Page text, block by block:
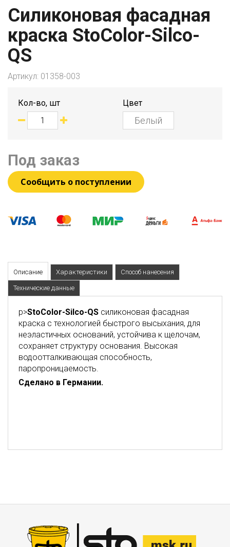
Силиконовая фасадная
краска StoColor-Silco-
QS
Артикул: 01358-003
Кол-во, шт Цвет
Под заказ
Сообщить о поступлении
Описание Характеристики Способ нанесения
Технические данные
p>StoColor-Silco-QS силиконовая фасадная
краска с технологией быстрого высыхания, для
неэластичных оснований, устойчива к щелочам,
сохраняет структуру основания. Высокая
водоотталкивающая способность,
паропроницаемость.
Сделано в Германии.